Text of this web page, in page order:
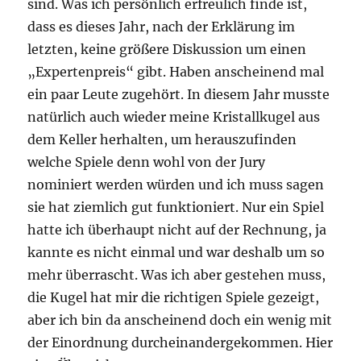
sind. Was ich persönlich erfreulich finde ist,
dass es dieses Jahr, nach der Erklärung im
letzten, keine größere Diskussion um einen
„Expertenpreis“ gibt. Haben anscheinend mal
ein paar Leute zugehört. In diesem Jahr musste
natürlich auch wieder meine Kristallkugel aus
dem Keller herhalten, um herauszufinden
welche Spiele denn wohl von der Jury
nominiert werden würden und ich muss sagen
sie hat ziemlich gut funktioniert. Nur ein Spiel
hatte ich überhaupt nicht auf der Rechnung, ja
kannte es nicht einmal und war deshalb um so
mehr überrascht. Was ich aber gestehen muss,
die Kugel hat mir die richtigen Spiele gezeigt,
aber ich bin da anscheinend doch ein wenig mit
der Einordnung durcheinandergekommen. Hier